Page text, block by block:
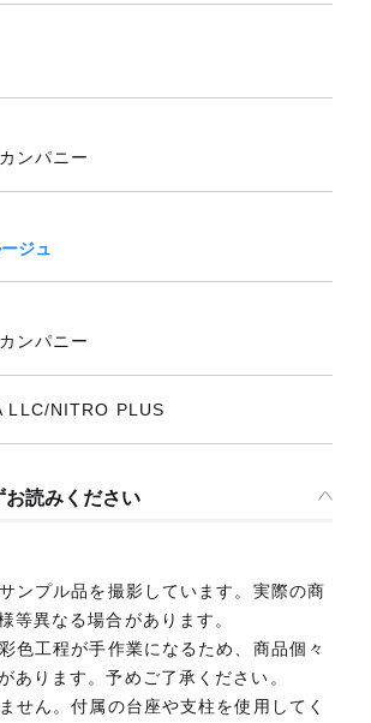
ンパニー
ジュ
ンパニー
NITRO PLUS
お読みください
ンプル品を撮影しています。実際の商
等異なる場合があります。
色工程が手作業になるため、商品個々
あります。予めご了承ください。
せん。付属の台座や支柱を使用してく